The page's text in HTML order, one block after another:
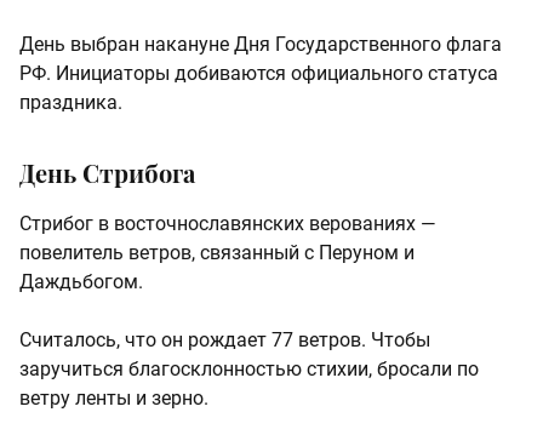
День выбран накануне Дня Государственного флага
РФ. Инициаторы добиваются официального статуса
праздника.
День Стрибога
Стрибог в восточнославянских верованиях —
повелитель ветров, связанный с Перуном и
Даждьбогом.
Считалось, что он рождает 77 ветров. Чтобы
заручиться благосклонностью стихии, бросали по
ветру ленты и зерно.